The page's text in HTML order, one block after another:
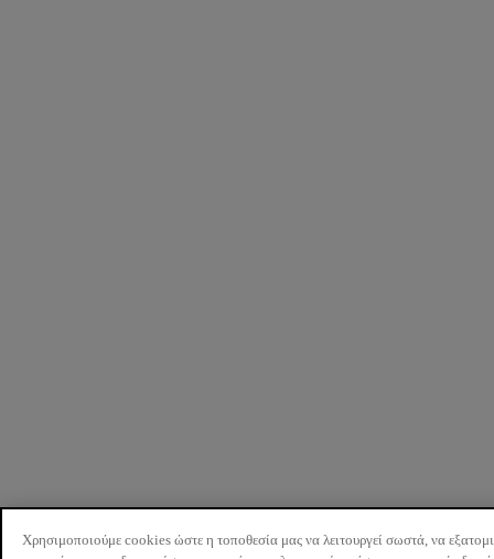
Χρησιμοποιούμε cookies ώστε η τοποθεσία μας να λειτουργεί σωστά, να